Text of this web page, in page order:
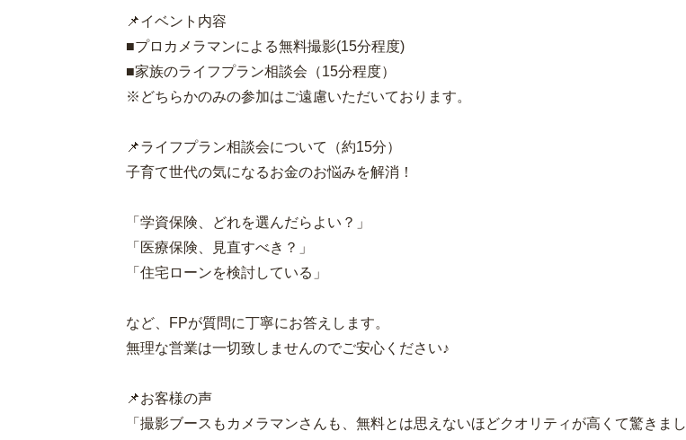
📌イベント内容
■プロカメラマンによる無料撮影(15分程度)
■家族のライフプラン相談会（15分程度）
※どちらかのみの参加はご遠慮いただいております。
📌ライフプラン相談会について（約15分）
子育て世代の気になるお金のお悩みを解消！
「学資保険、どれを選んだらよい？」
「医療保険、見直すべき？」
「住宅ローンを検討している」
など、FPが質問に丁寧にお答えします。
無理な営業は一切致しませんのでご安心ください♪
📌お客様の声
「撮影ブースもカメラマンさんも、無料とは思えないほどクオリティが高くて驚きまし